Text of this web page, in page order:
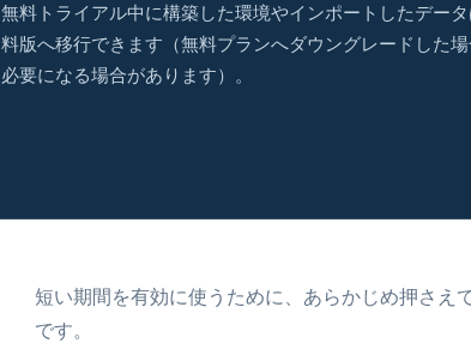
無料トライアル中に構築した環境やインポートしたデー
料版へ移行できます（無料プランへダウングレードした
必要になる場合があります）。
短い期間を有効に使うために、あらかじめ押さえ
です。